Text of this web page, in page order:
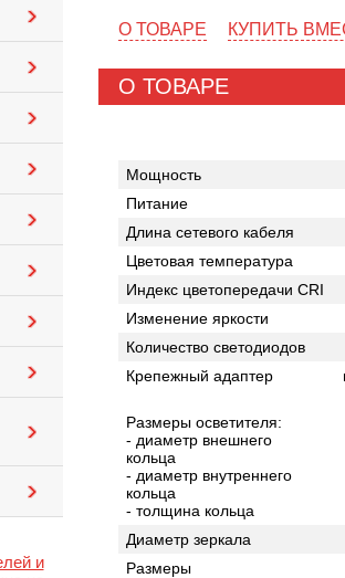
О ТОВАРЕ КУПИТЬ
О ТОВАРЕ
Мощность
Питание
Длина сетевого кабеля
Цветовая температура
Индекс цветопередачи CRI
Изменение яркости
Количество светодиодов
Крепежный адаптер
Размеры осветителя:
- диаметр внешнего
кольца
- диаметр внутреннего
кольца
- толщина кольца
Диаметр зеркала
Размеры